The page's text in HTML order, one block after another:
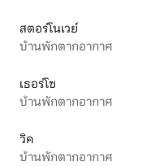
สตอร์โนเวย์
บ้านพักตากอากาศ
เธอร์โซ
บ้านพักตากอากาศ
วิค
บ้านพักตากอากาศ